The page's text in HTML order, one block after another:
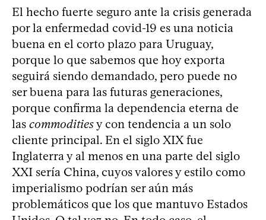
El hecho fuerte seguro ante la crisis generada
por la enfermedad covid-19 es una noticia
buena en el corto plazo para Uruguay,
porque lo que sabemos que hoy exporta
seguirá siendo demandado, pero puede no
ser buena para las futuras generaciones,
porque confirma la dependencia eterna de
las commoditiesy con tendencia a un solo
cliente principal. En el siglo XIX fue
Inglaterra y al menos en una parte del siglo
XXI sería China, cuyos valores y estilo como
imperialismo podrían ser aún más
problemáticos que los que mantuvo Estados